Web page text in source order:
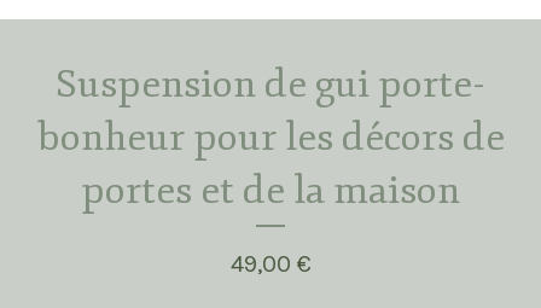
Suspension de gui porte-
bonheur pour les décors de
portes et de la maison
49,00 €